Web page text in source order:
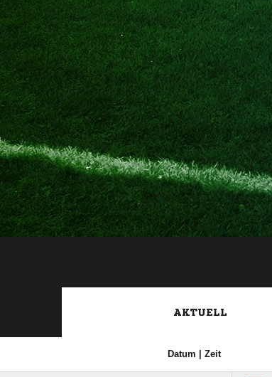
AKTUELL
Datum | Zeit